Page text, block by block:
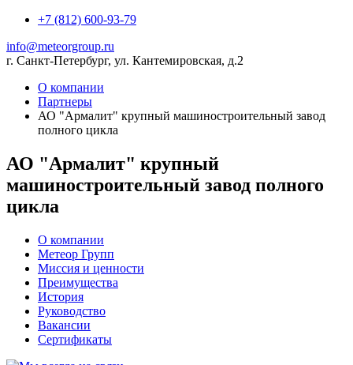
+7 (812) 600-93-79
info@meteorgroup.ru
г. Санкт-Петербург, ул. Кантемировская, д.2
О компании
Партнеры
АО "Армалит" крупный машиностроительный завод
полного цикла
АО "Армалит" крупный
машиностроительный завод полного
цикла
О компании
Метеор Групп
Миссия и ценности
Преимущества
История
Руководство
Вакансии
Сертификаты